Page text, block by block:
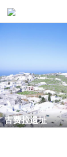
古费拉遗址